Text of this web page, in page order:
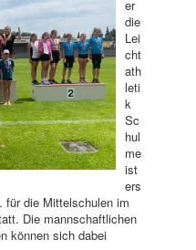
er
die
Lei
cht
ath
leti
k
Sc
hul
me
ist
ers
die Mittelschulen im
Die mannschaftlichen
können sich dabei